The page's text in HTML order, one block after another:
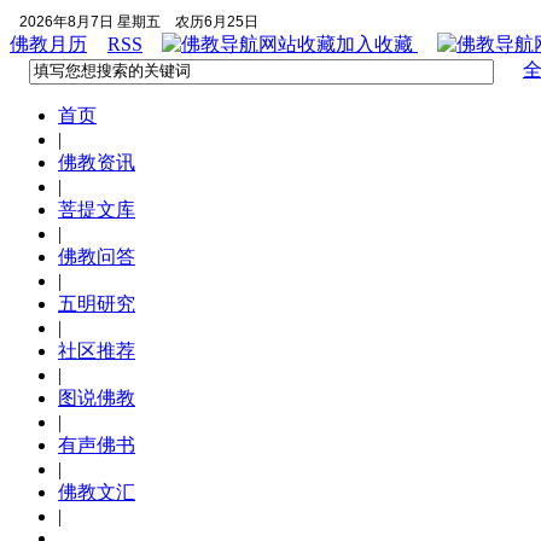
2026年8月7日 星期五 农历6月25日
佛教月历 RSS 加入收藏
首页
|
佛教资讯
|
菩提文库
|
佛教问答
|
五明研究
|
社区推荐
|
图说佛教
|
有声佛书
|
佛教文汇
|